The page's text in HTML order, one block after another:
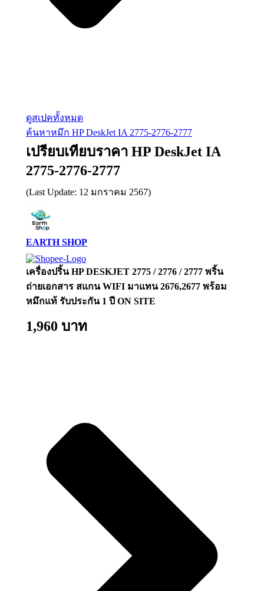
ดูสเปคทั้งหมด
ค้นหาหมึก HP DeskJet IA 2775-2776-2777
เปรียบเทียบราคา HP DeskJet IA
2775-2776-2777
(Last Update: 12 มกราคม 2567)
EARTH SHOP​
เครื่องปริ้น HP DESKJET 2775 / 2776 / 2777 พริ้น
ถ่ายเอกสาร สแกน WIFI มาแทน 2676,2677 พร้อม
หมึกแท้ รับประกัน 1 ปี ON SITE
1,960 บาท